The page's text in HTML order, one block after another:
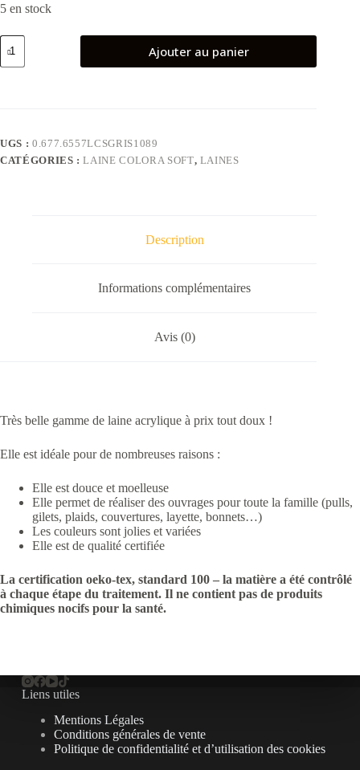
5 en stock
quantité
de
Pelote
SOFT
-
Ajouter au panier
UGS : 0.677.6557LCSGRIS1089
CATÉGORIES :LAINE COLORA SOFT, LAINES
Description
Informations complémentaires
Avis (0)
Très belle gamme de laine acrylique à prix tout doux !
Elle est idéale pour de nombreuses raisons :
Elle est douce et moelleuse
Elle permet de réaliser des ouvrages pour toute la famille (pulls,
gilets, plaids, couvertures, layette, bonnets…)
Les couleurs sont jolies et variées
Elle est de qualité certifiée
La certification oeko-tex, standard 100 – la matière a été contrôlé
à chaque étape du traitement. Il ne contient pas de produits
chimiques nocifs pour la santé.
Liens utiles
Mentions Légales
Conditions générales de vente
Politique de confidentialité et d’utilisation des cookies